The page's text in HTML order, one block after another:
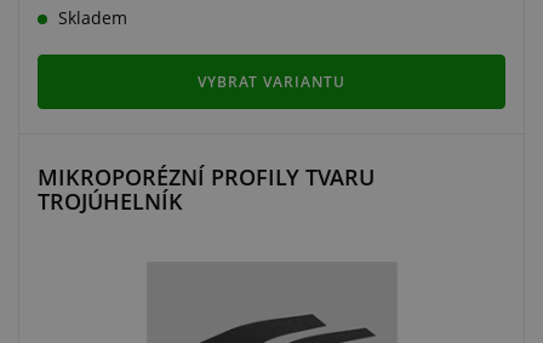
Skladem
VYBRAT VARIANTU
MIKROPORÉZNÍ PROFILY TVARU
TROJÚHELNÍK